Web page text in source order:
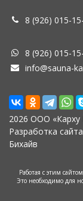
8 (926) 015-
8 (926) 015-
info@sauna-
2026 ООО «Карху
Разработка сайта
Бихайв
Работая с этим
Это необходимо для